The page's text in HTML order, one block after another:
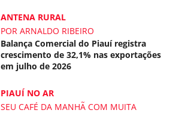
ANTENA RURAL
POR ARNALDO RIBEIRO
Balança Comercial do Piauí registra
crescimento de 32,1% nas exportações
em julho de 2026
PIAUÍ NO AR
SEU CAFÉ DA MANHÃ COM MUITA